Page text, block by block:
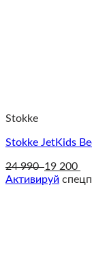
Stokke
Stokke JetKids
24 990 19 200
Активируй